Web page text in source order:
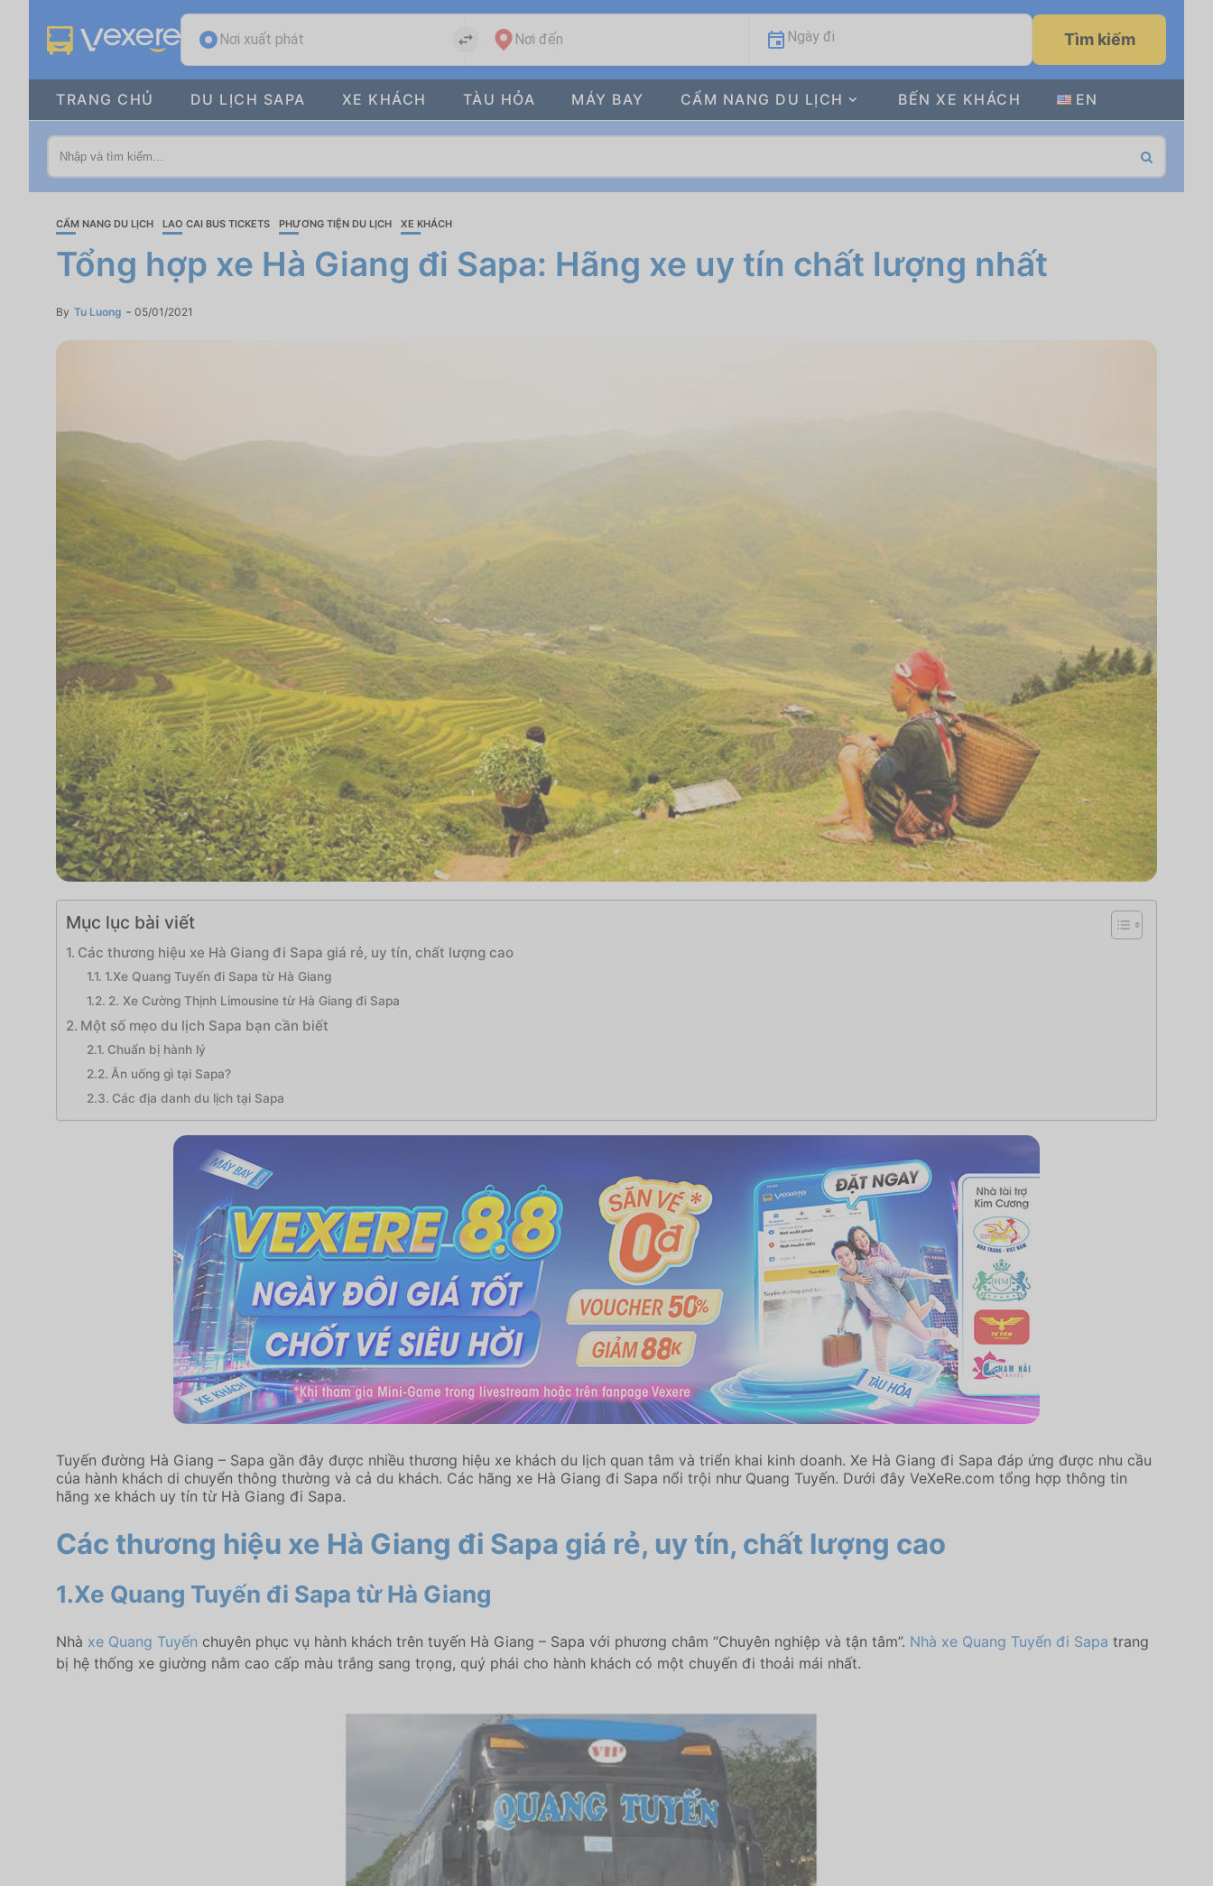
Nơi xuất phát Nơi đến Ngày đi Tìm kiếm
TRANG CHỦ DU LỊCH SAPA XE KHÁCH TÀU HỎA MÁY BAY CẨM NANG DU LỊCH BẾN XE KHÁCH EN
CẨM NANG DU LỊCH LAO CAI BUS TICKETS PHƯƠNG TIỆN DU LỊCH XE KHÁCH
Tổng hợp xe Hà Giang đi Sapa: Hãng xe uy tín chất lượng nhất
By Tu Luong 05/01/2021
Mục lục bài viết
Các thương hiệu xe Hà Giang đi Sapa giá rẻ, uy tín, chất lượng cao
1.Xe Quang Tuyến đi Sapa từ Hà Giang
2. Xe Cường Thịnh Limousine từ Hà Giang đi Sapa
Một số mẹo du lịch Sapa bạn cần biết
Chuẩn bị hành lý
Ăn uống gì tại Sapa?
Các địa danh du lịch tại Sapa
Tuyến đường Hà Giang – Sapa gần đây được nhiều thương hiệu xe khách du lịch quan tâm và triển khai kinh doanh. Xe Hà Giang đi Sapa đáp ứng được nhu cầu
của hành khách di chuyển thông thường và cả du khách. Các hãng xe Hà Giang đi Sapa nổi trội như Quang Tuyến. Dưới đây VeXeRe.com tổng hợp thông tin
hãng xe khách uy tín từ Hà Giang đi Sapa.
Các thương hiệu xe Hà Giang đi Sapa giá rẻ, uy tín, chất lượng cao
1.Xe Quang Tuyến đi Sapa từ Hà Giang
Nhà xe Quang Tuyến chuyê​n phụ​c vụ​ hành​ khác​h trên tuyến Hà Giang – Sapa với​ phư​ơ​ng châ​m “Chuyê​n nghiệp và​ tậ​n tâ​m”. Nhà xe Quang Tuyến đi Sapa trang
bị hệ thống xe giường nằm cao cấp màu trắng sang trọng, quý phái cho hành khách có một chuyến đi thoải mái nhất.